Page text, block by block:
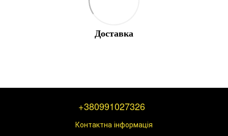
Доставка
+380991027326
Контактна інформація